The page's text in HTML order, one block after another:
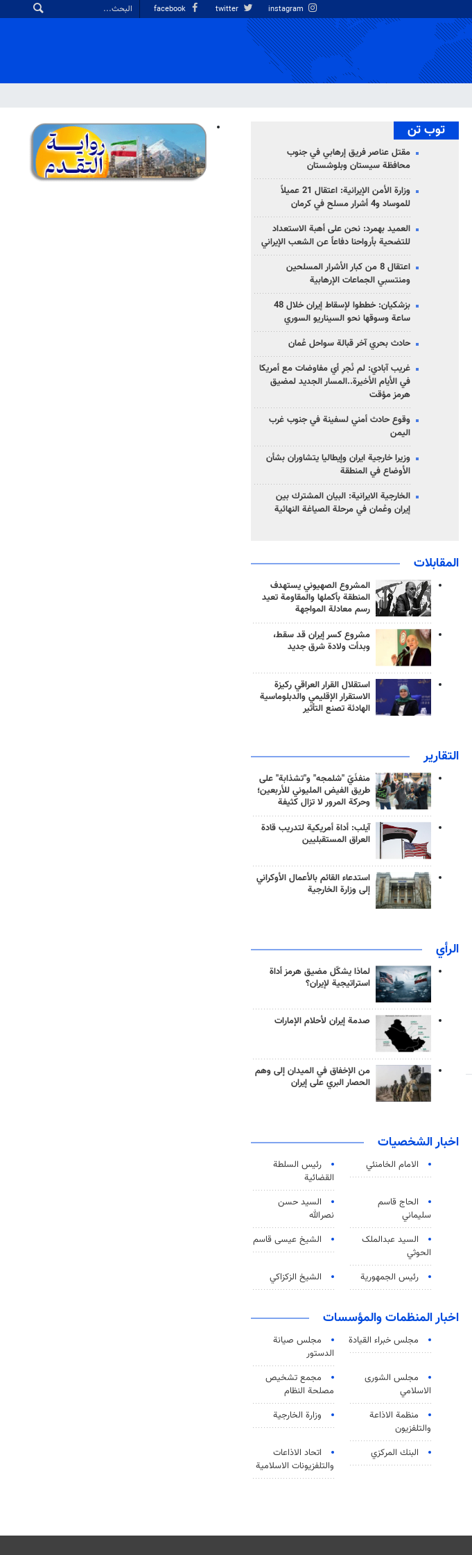
توب تن
مقتل عناصر فريق إرهابي في جنوب
محافظة سيستان وبلوشستان
وزارة الأمن الإيرانية: اعتقال 21 عميلاً
للموساد و4 أشرار مسلح في كرمان
العميد بهمرد: نحن على أهبة الاستعداد
للتضحية بأرواحنا دفاعاً عن الشعب الإيراني
اعتقال 8 من كبار الأشرار المسلحين
ومنتسبي الجماعات الإرهابية
بزشكيان: خططوا لإسقاط إيران خلال 48
ساعة وسوقها نحو السيناريو السوري
حادث بحري آخر قبالة سواحل عُمان
غريب آبادي: لم نُجرِ أي مفاوضات مع أمريكا
في الأيام الأخيرة..المسار الجديد لمضيق
هرمز مؤقت
وقوع حادث أمني لسفينة في جنوب غرب
اليمن
وزيرا خارجية ايران وإيطاليا يتشاوران بشأن
الأوضاع في المنطقة
الخارجية الايرانية: البيان المشترك بين
إيران وعُمان في مرحلة الصياغة النهائية
المقابلات
المشروع الصهيوني يستهدف
المنطقة بأكملها والمقاومة تعيد
رسم معادلة المواجهة
مشروع كسر إيران قد سقط،
وبدأت ولادة شرق جديد
استقلال القرار العراقي ركيزة
الاستقرار الإقليمي والدبلوماسية
الهادئة تصنع التأثير
التقارير
منفذَيّ "شلمجه" و"تشذابة" على
طريق الفيض المليوني للأربعين؛
وحركة المرور لا تزال كثيفة
آيلب: أداة أمريكية لتدريب قادة
العراق المستقبليين
استدعاء القائم بالأعمال الأوكراني
إلى وزارة الخارجية
الرأي
لماذا يشكّل مضيق هرمز أداة
استراتيجية لإيران؟
صدمة إيران لأحلام الإمارات
من الإخفاق في الميدان إلى وهم
الحصار البري على إيران
اخبار الشخصيات
الامام الخامنئي
رئیس السلطة
القضائیة
الحاج قاسم
سليماني
السيد حسن
نصرالله
السید عبدالملک
الحوثي
الشيخ عيسى قاسم
رئيس الجمهورية الشيخ الزكزاكي
اخبار المنظمات والمؤسسات
مجلس خبراء القيادة
مجلس صيانة
الدستور
مجلس الشورى
الاسلامي
مجمع تشخيص
مصلحة النظام
منظمة الاذاعة
والتلفزیون
وزارة الخارجية
البنك المركزي
اتحاد الاذاعات
والتلفزيونات الاسلامية